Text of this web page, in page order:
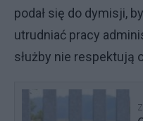
podał się do dymisji,
utrudniać pracy
służby nie respektują